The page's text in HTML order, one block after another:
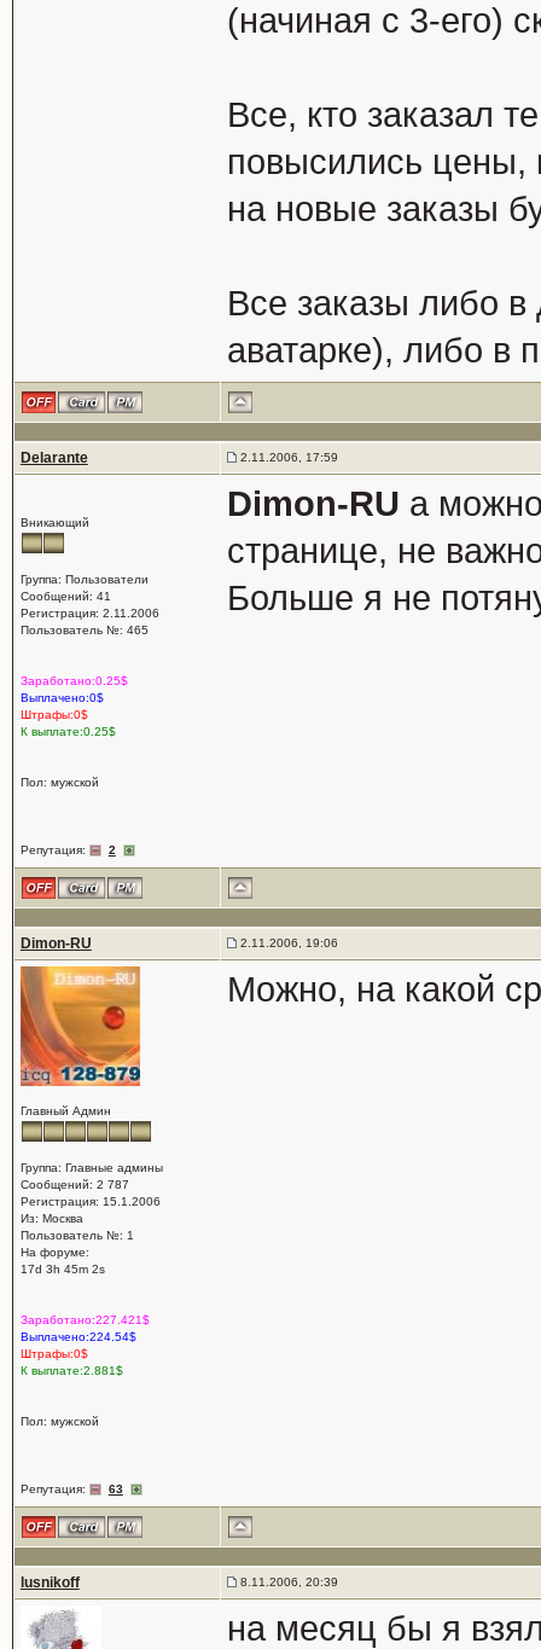
(начиная с 3-его)
Все, кто заказал
повысились цены,
на новые заказы
Все заказы либо
аватарке), либо в
Delarante 2.11.2006, 17:59
Вникающий
Группа: Пользователи
Сообщений: 41
Регистрация: 2.11.2006
Пользователь №: 465
Заработано:0.25$
Выплачено:0$
Штрафы:0$
К выплате:0.25$
Пол: мужской
Репутация: 2
Dimon-RU а
странице, не
Больше я не
Dimon-RU 2.11.2006, 19:06
Главный Админ
Группа: Главные админы
Сообщений: 2 787
Регистрация: 15.1.2006
Из: Москва
Пользователь №: 1
На форуме:
17d 3h 45m 2s
Заработано:227.421$
Выплачено:224.54$
Штрафы:0$
К выплате:2.881$
Пол: мужской
Репутация: 63
Можно, на какой
lusnikoff 8.11.2006, 20:39
на месяц бы я